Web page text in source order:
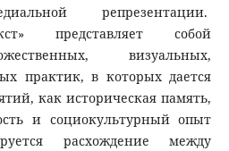
репрезентации.
представляет собой
визуальных,
практик, в которых дается
как историческая память,
и социокультурный опыт
расхождение между